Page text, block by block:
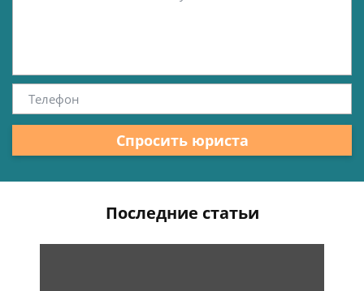
Спросить юриста
Последние статьи